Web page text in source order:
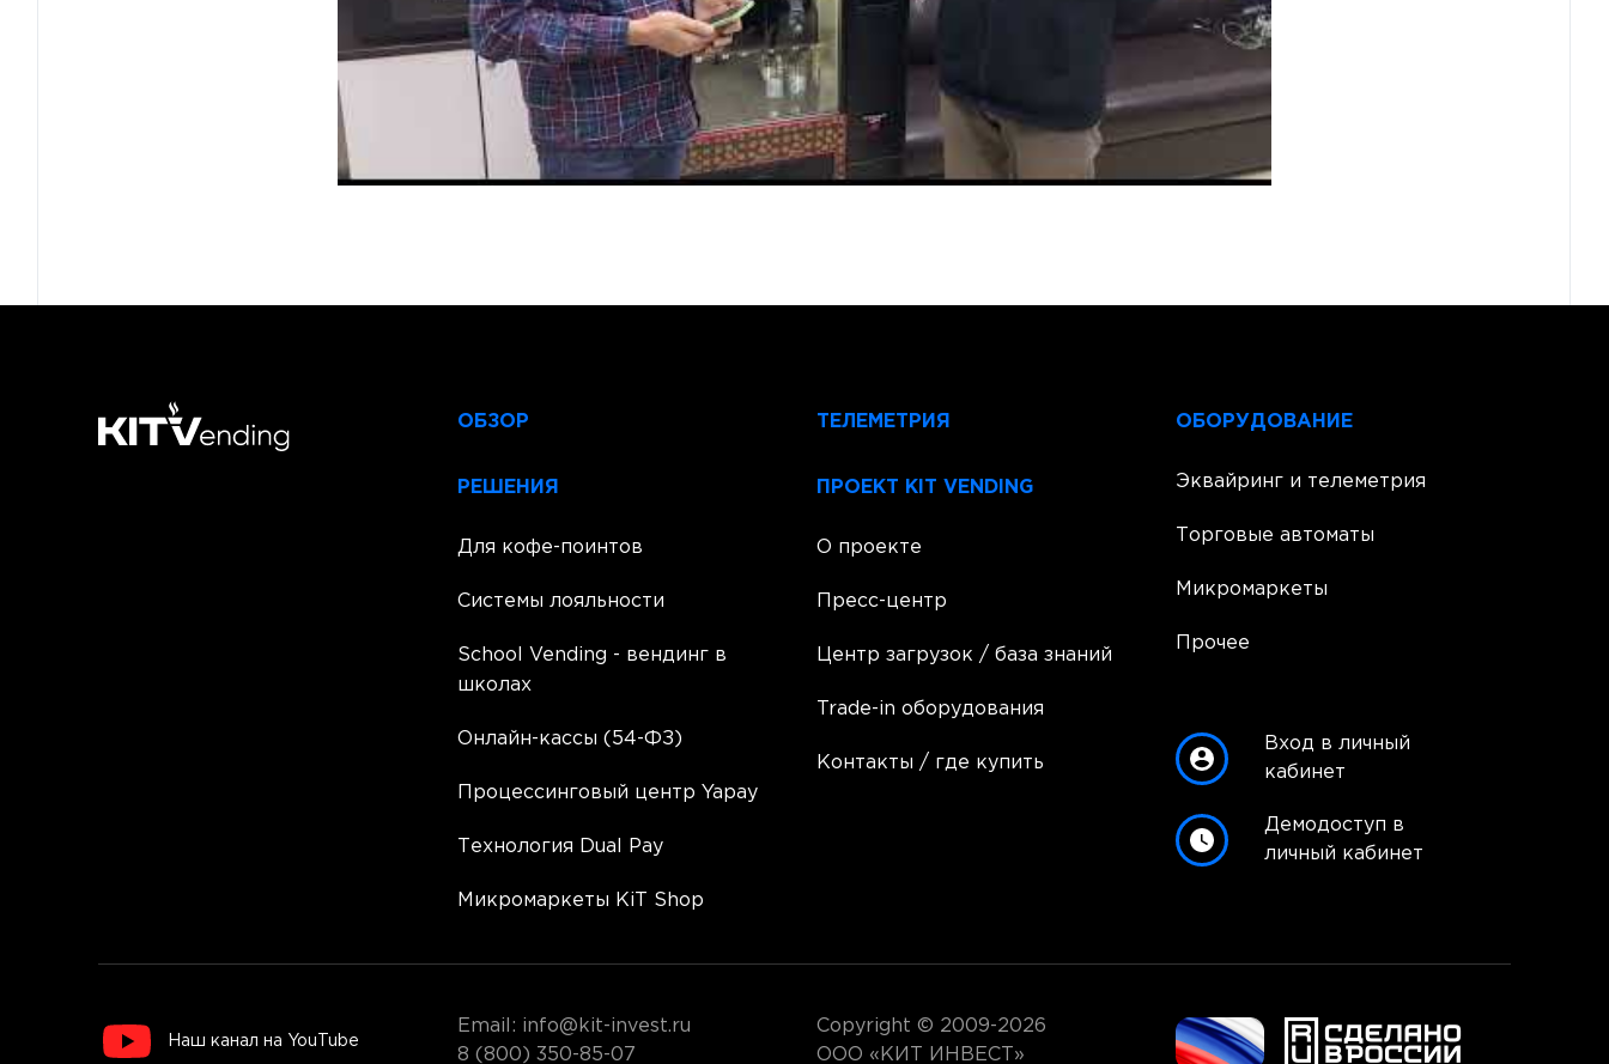
ОБЗОР
РЕШЕНИЯ
Для кофе-поинтов
Системы лояльности
School Vending - вендинг в
школах
Онлайн-кассы (54-ФЗ)
Процессинговый центр Yapay
Технология Dual Pay
Микромаркеты KiT Shop
ТЕЛЕМЕТРИЯ
ПРОЕКТ KIT VENDING
О проекте
Пресс-центр
Центр загрузок / база знаний
Trade-in оборудования
Контакты / где купить
ОБОРУДОВАНИЕ
Эквайринг и телеметрия
Торговые автоматы
Микромаркеты
Прочее
Вход в личный
кабинет
Демодоступ в
личный кабинет
Наш канал на YouTube
Email: info@kit-invest.ru
8 (800) 350-85-07
Copyright © 2009-2026
ООО «КИТ ИНВЕСТ»